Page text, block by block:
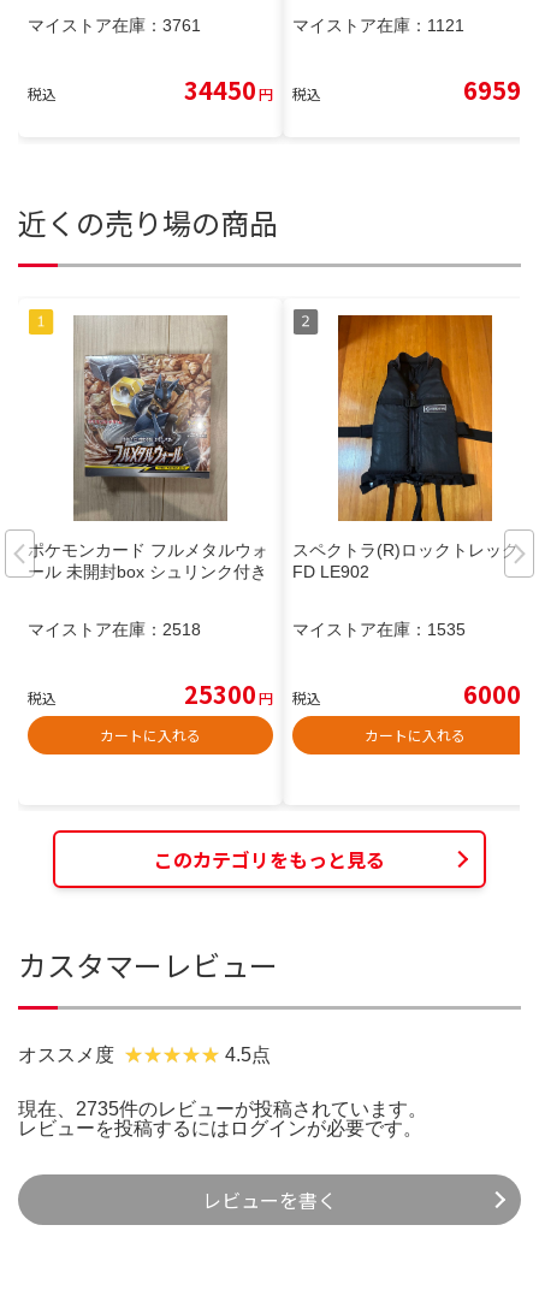
マイストア在庫： 3761
税込 34450円
マイストア在庫： 1121
税込 6959
近くの売り場の商品
ポケモンカード フルメタルウォ
ール 未開封box シュリンク付き
マイストア在庫： 2518
税込 25300円
カートに入れる
スペクトラ(R)ロックトレックP
FD LE902
マイストア在庫： 1535
税込 6000
カートに入れる
このカテゴリをもっと見る
カスタマーレビュー
オススメ度 4.5点
現在、2735件のレビューが投稿されています。
レビューを投稿するには ログインが必要です。
レビューを書く